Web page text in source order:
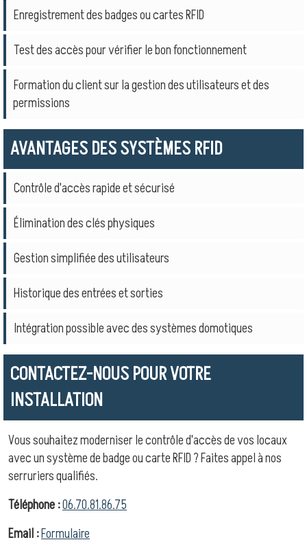
Enregistrement des badges ou cartes RFID
Test des accès pour vérifier le bon fonctionnement
Formation du client sur la gestion des utilisateurs et des
permissions
AVANTAGES DES SYSTÈMES RFID
Contrôle d'accès rapide et sécurisé
Élimination des clés physiques
Gestion simplifiée des utilisateurs
Historique des entrées et sorties
Intégration possible avec des systèmes domotiques
CONTACTEZ-NOUS POUR VOTRE
INSTALLATION
Vous souhaitez moderniser le contrôle d'accès de vos locaux
avec un système de badge ou carte RFID ? Faites appel à nos
serruriers qualifiés.
Téléphone :06.70.81.86.75
Email :Formulaire